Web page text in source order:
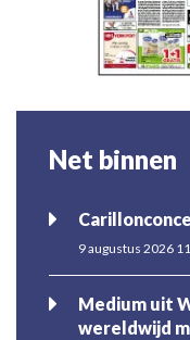
Net binnen
9 augustus 2026
Medium uit
wereldwijd